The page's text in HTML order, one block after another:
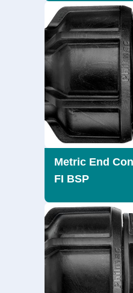
Metric End
FI BSP